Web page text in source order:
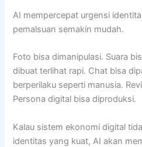
AI mempercepat urgensi
pemalsuan semakin mudah.
Foto bisa dimanipulasi. Suara
dibuat terlihat rapi. Chat bisa
berperilaku seperti manusia.
Persona digital bisa diproduksi.
Kalau sistem ekonomi digital
identitas yang kuat, AI akan